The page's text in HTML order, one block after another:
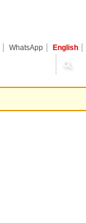
WhatsApp English